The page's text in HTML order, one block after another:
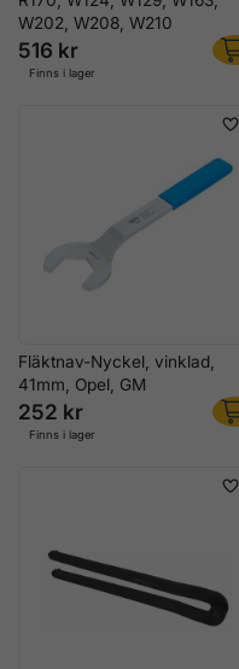
W202, W208, W210
516 kr
Finns i lager
Fläktnav-Nyckel, vinklad,
41mm, Opel, GM
252 kr
Finns i lager